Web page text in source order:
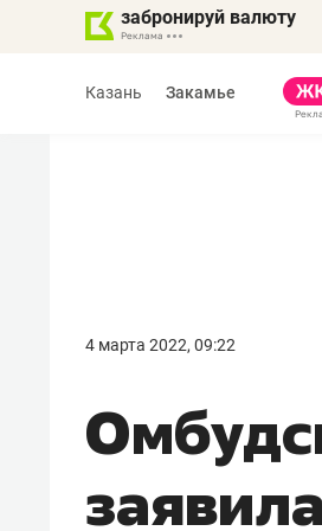
забронируй валюту
Казань Закамье
4 марта 2022, 09:22